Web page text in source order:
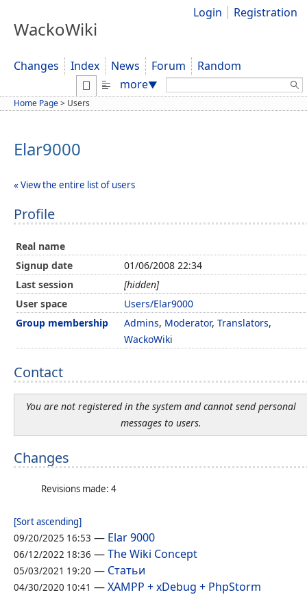
WackoWiki
Login Registration
Changes Index News Forum
Random
more▼ Search:
Home Page> Users
Elar9000
« View the entire list of users
Profile
Real name
Signup date
01/06/2008 22:34
Last session
[hidden]
User space
Users/Elar9000
Group membership
Admins, Moderator, Translators,
WackoWiki
Contact
You are not registered in the system and cannot send personal
messages to users.
Changes
Revisions made: 4
[Sort ascending]
09/20/2025 16:53 — Elar 9000
06/12/2022 18:36 —The Wiki Concept
05/03/2021 19:20 — Статьи
04/30/2020 10:41 —XAMPP + xDebug + PhpStorm